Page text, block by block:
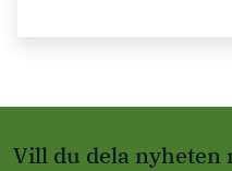
Vill du dela nyheten